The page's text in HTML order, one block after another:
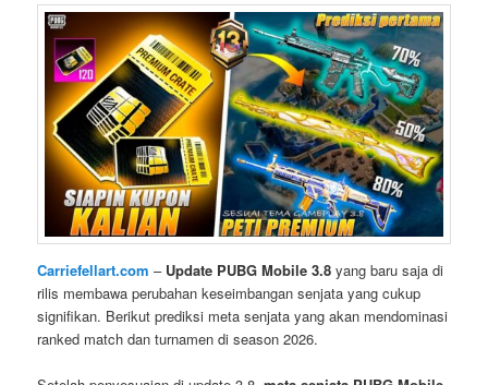
Carriefellart.com – Update PUBG Mobile 3.8 yang baru saja di
rilis membawa perubahan keseimbangan senjata yang cukup
signifikan. Berikut prediksi meta senjata yang akan mendominasi
ranked match dan turnamen di season 2026.